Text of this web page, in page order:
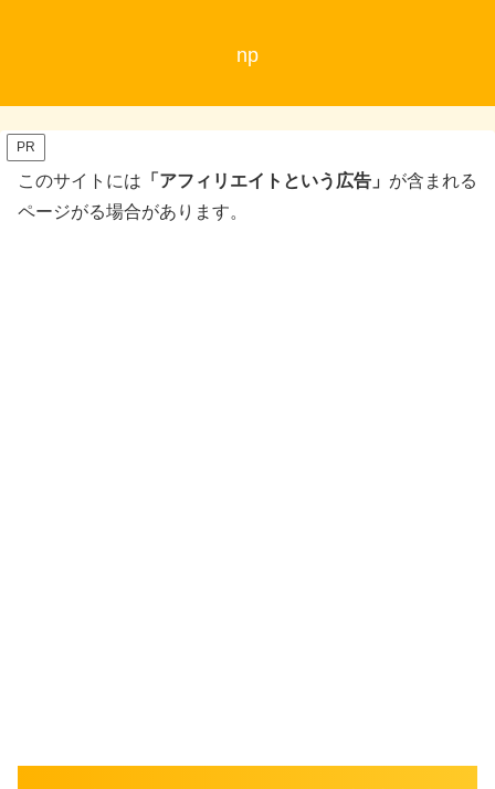
np
PR
このサイトには 「アフィリエイトという広告」 が含まれる
ページがる場合があります。